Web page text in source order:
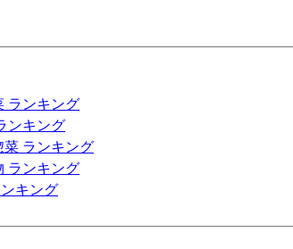
ランキング
ンキング
菜 ランキング
ランキング
キング